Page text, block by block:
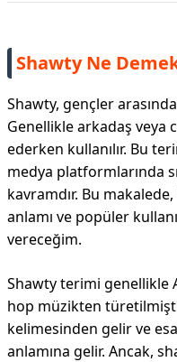
Shawty Ne
Shawty, gençler
Genellikle arkadaş veya
ederken kullanılır. Bu
medya platformlarında
kavramdır. Bu
anlamı ve popüler
vereceğim.
Shawty terimi
hop müzikten
kelimesinden gelir ve
anlamına gelir. Ancak,